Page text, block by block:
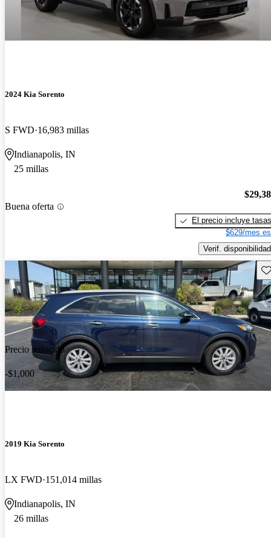
2024 Kia Sorento
S FWD 16,983 millas
Indianapolis, IN
25 millas
Buena oferta
El precio incluye tasas
$629/mes
Verif. disponibilidad
Precio reducido
-$1,000
2019 Kia Sorento
LX FWD 151,014 millas
Indianapolis, IN
26 millas